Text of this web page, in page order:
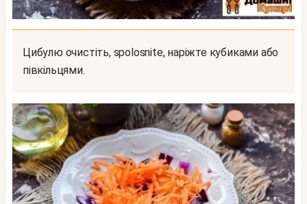
Цибулю очистіть, spolosnite, наріжте кубиками або
півкільцями.